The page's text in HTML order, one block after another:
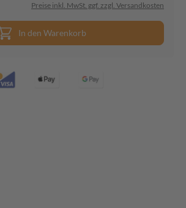
Preise inkl. MwSt. ggf. zzgl. Versandkosten
In den Warenkorb